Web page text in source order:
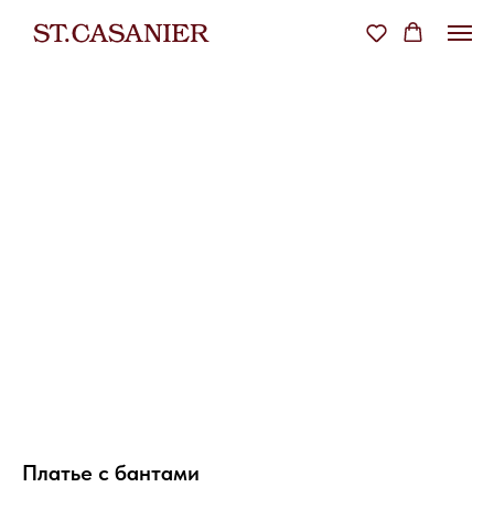
Платье с бантами